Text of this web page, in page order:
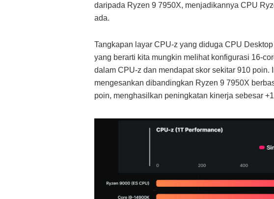
daripada Ryzen 9 7950X, menjadikannya CPU
ada.
Tangkapan layar CPU-z yang diduga CPU
yang berarti kita mungkin melihat konfigurasi 16-
dalam CPU-z dan mendapat skor sekitar 910 poin.
mengesankan dibandingkan Ryzen 9 7950X
poin, menghasilkan peningkatan kinerja sebesar